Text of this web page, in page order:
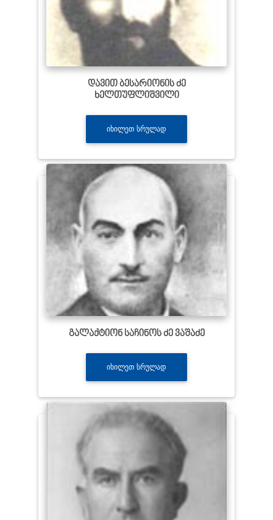
დავით ბესარიონის ძე
ხელთუფლიშვილი
ᲘᲮᲘᲚᲔᲗ ᲡᲠᲣᲚᲐᲓ
გალაქტიონ საჩინოს ძე ვაშაძე
ᲘᲮᲘᲚᲔᲗ ᲡᲠᲣᲚᲐᲓ